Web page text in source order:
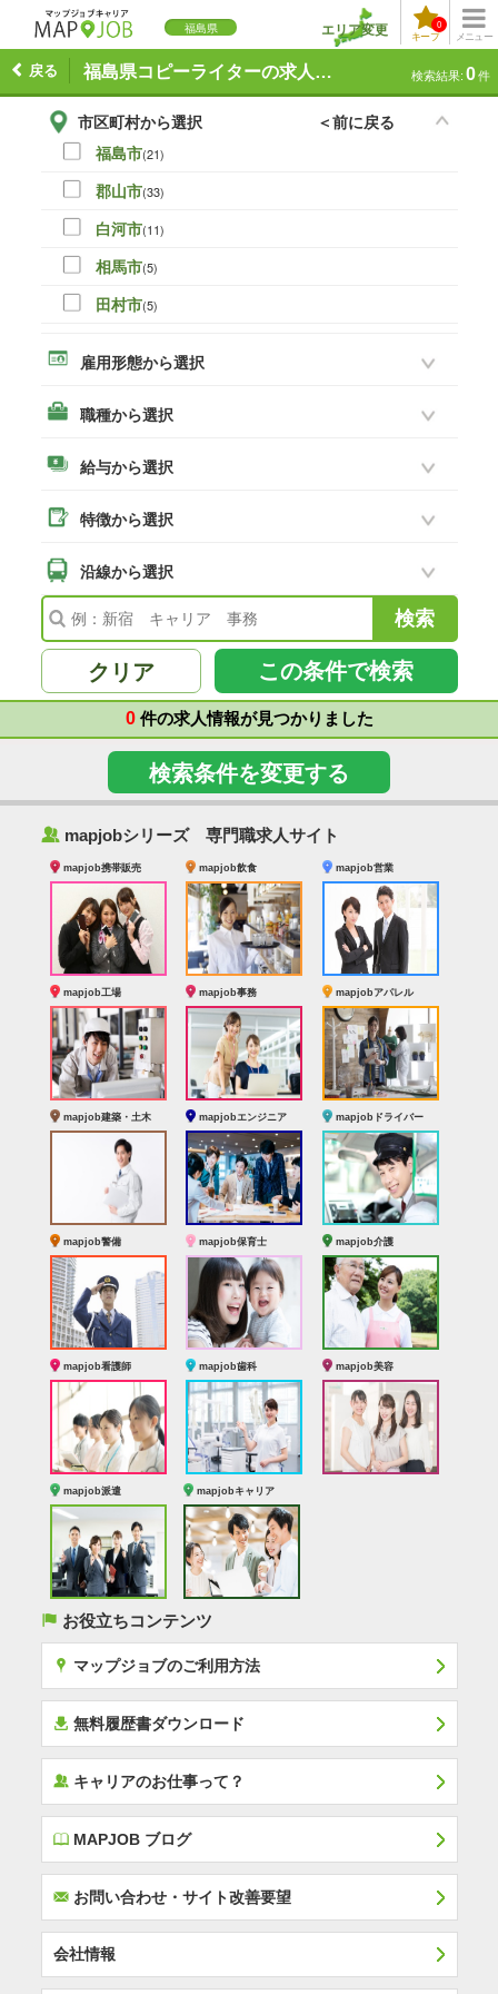
福島県
メニュー
キープ
0
エリア変更
福島県コピーライターの求人一覧
戻る 検索結果: 0件
市区町村から選択
＜前に戻る
福島市(21)
郡山市(33)
白河市(11)
相馬市(5)
田村市(5)
いわき市(19)
須賀川市(14)
二本松市(8)
南相馬市(2)
会津若松市
福島県その他(41)
雇用形態から選択
職種から選択
給与から選択
特徴から選択
沿線から選択
クリア この条件で検索
0件の求人情報が見つかりました
検索条件を変更する
‰ mapjobシリーズ 専門職求人サイト
mapjob携帯販売 mapjob飲食 mapjob営業
mapjob工場 mapjob事務 mapjobアパレル
mapjob建築・土木 mapjobエンジニア mapjobドライバー
mapjob警備 mapjob保育士 mapjob介護
mapjob看護師 mapjob歯科 mapjob美容
mapjob派遣 mapjobキャリア
( お役立ちコンテンツ
x マップジョブのご利用方法
í 無料履歴書ダウンロード
‰キャリアのお仕事って？
EMAPJOB ブログ
Fお問い合わせ・サイト改善要望
会社情報